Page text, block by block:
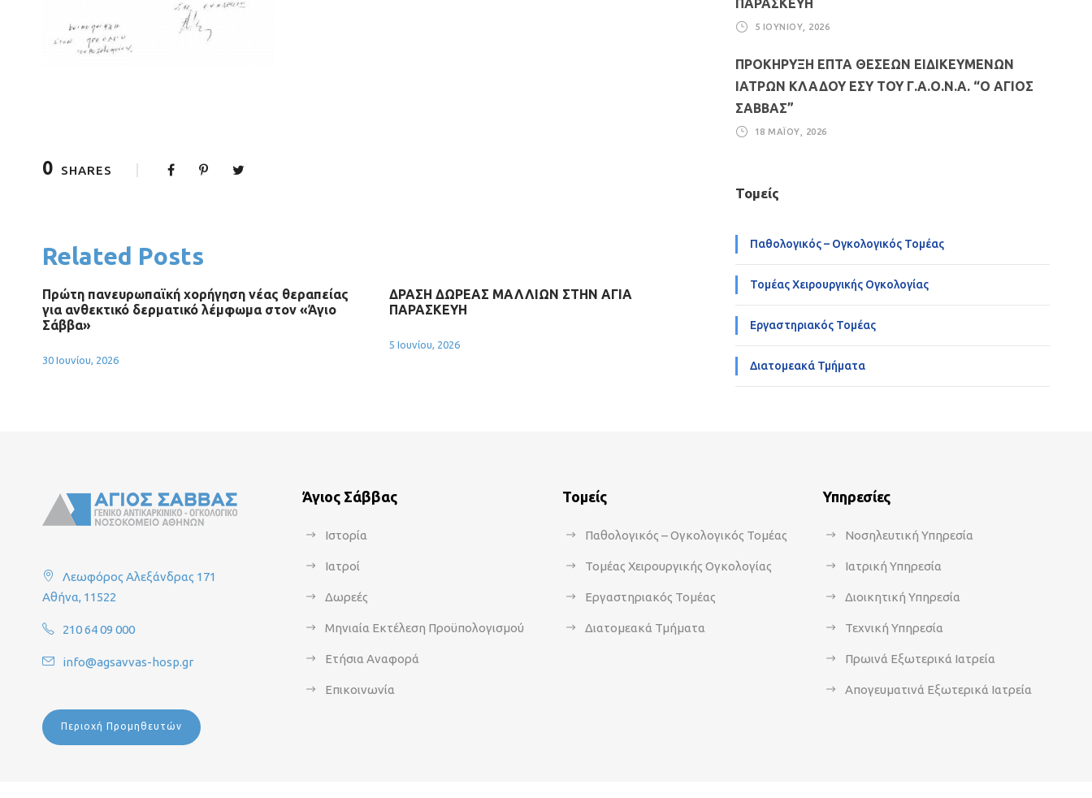
0 SHARES
Related Posts
Πρώτη πανευρωπαϊκή χορήγηση νέας θεραπείας
για ανθεκτικό δερματικό λέμφωμα στον «Άγιο
Σάββα»
30 Ιουνίου, 2026
ΔΡΑΣΗ ΔΩΡΕΑΣ ΜΑΛΛΙΩΝ ΣΤΗΝ ΑΓΙΑ
ΠΑΡΑΣΚΕΥΗ
5 Ιουνίου, 2026
ΠΑΡΑΣΚΕΥΗ
5 ΙΟΥΝΊΟΥ, 2026
ΠΡΟΚΗΡΥΞΗ ΕΠΤΑ ΘΕΣΕΩΝ ΕΙΔΙΚΕΥΜΕΝΩΝ
ΙΑΤΡΩΝ ΚΛΑΔΟΥ ΕΣΥ ΤΟΥ Γ.Α.Ο.Ν.Α. “Ο ΑΓΙΟΣ
ΣΑΒΒΑΣ”
18 ΜΑΪ́ΟΥ, 2026
Τομείς
Παθολογικός – Ογκολογικός Τομέας
Τομέας Χειρουργικής Ογκολογίας
Εργαστηριακός Τομέας
Διατομεακά Τμήματα
Λεωφόρος Αλεξάνδρας 171
Αθήνα, 11522
210 64 09 000
info@agsavvas-hosp.gr
Περιοχή Προμηθευτών
Άγιος Σάββας
Ιστορία
Ιατροί
Δωρεές
Μηνιαία Εκτέλεση Προϋπολογισμού
Ετήσια Αναφορά
Επικοινωνία
Τομείς
Παθολογικός – Ογκολογικός Τομέας
Τομέας Χειρουργικής Ογκολογίας
Εργαστηριακός Τομέας
Διατομεακά Τμήματα
Υπηρεσίες
Νοσηλευτική Υπηρεσία
Ιατρική Υπηρεσία
Διοικητική Υπηρεσία
Τεχνική Υπηρεσία
Πρωινά Εξωτερικά Ιατρεία
Απογευματινά Εξωτερικά Ιατρεία